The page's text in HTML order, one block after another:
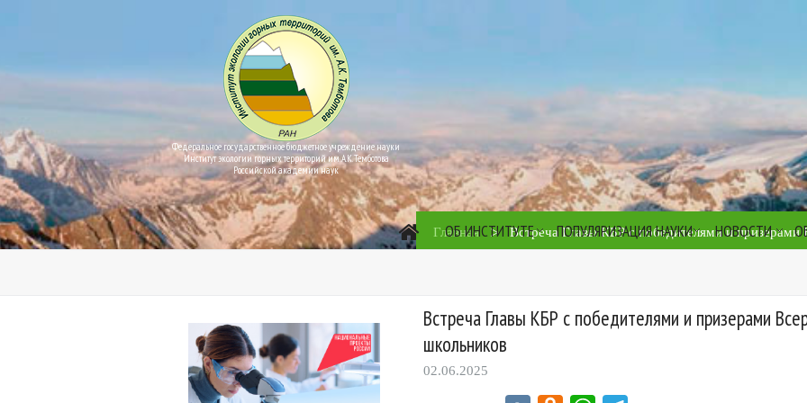
Федеральное государственное бюджетное учреждение науки
Институт экологии горных территорий им. А.К. Темботова
Российской академии наук
ОБ ИНСТИТУТЕ ПОПУЛЯРИЗАЦИЯ НАУКИ НОВОСТИ
Главная > Встреча Главы КБР с победителями и
Встреча Главы КБР с победителями и призерами
школьников
02.06.2025